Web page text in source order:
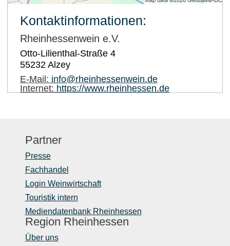
Kontaktinformationen:
Rheinhessenwein e.V.
Otto-Lilienthal-Straße 4
55232 Alzey
E-Mail: info@rheinhessenwein.de
Internet: https://www.rheinhessen.de
Partner
Presse
Fachhandel
Login Weinwirtschaft
Touristik intern
Mediendatenbank Rheinhessen
Region Rheinhessen
Über uns